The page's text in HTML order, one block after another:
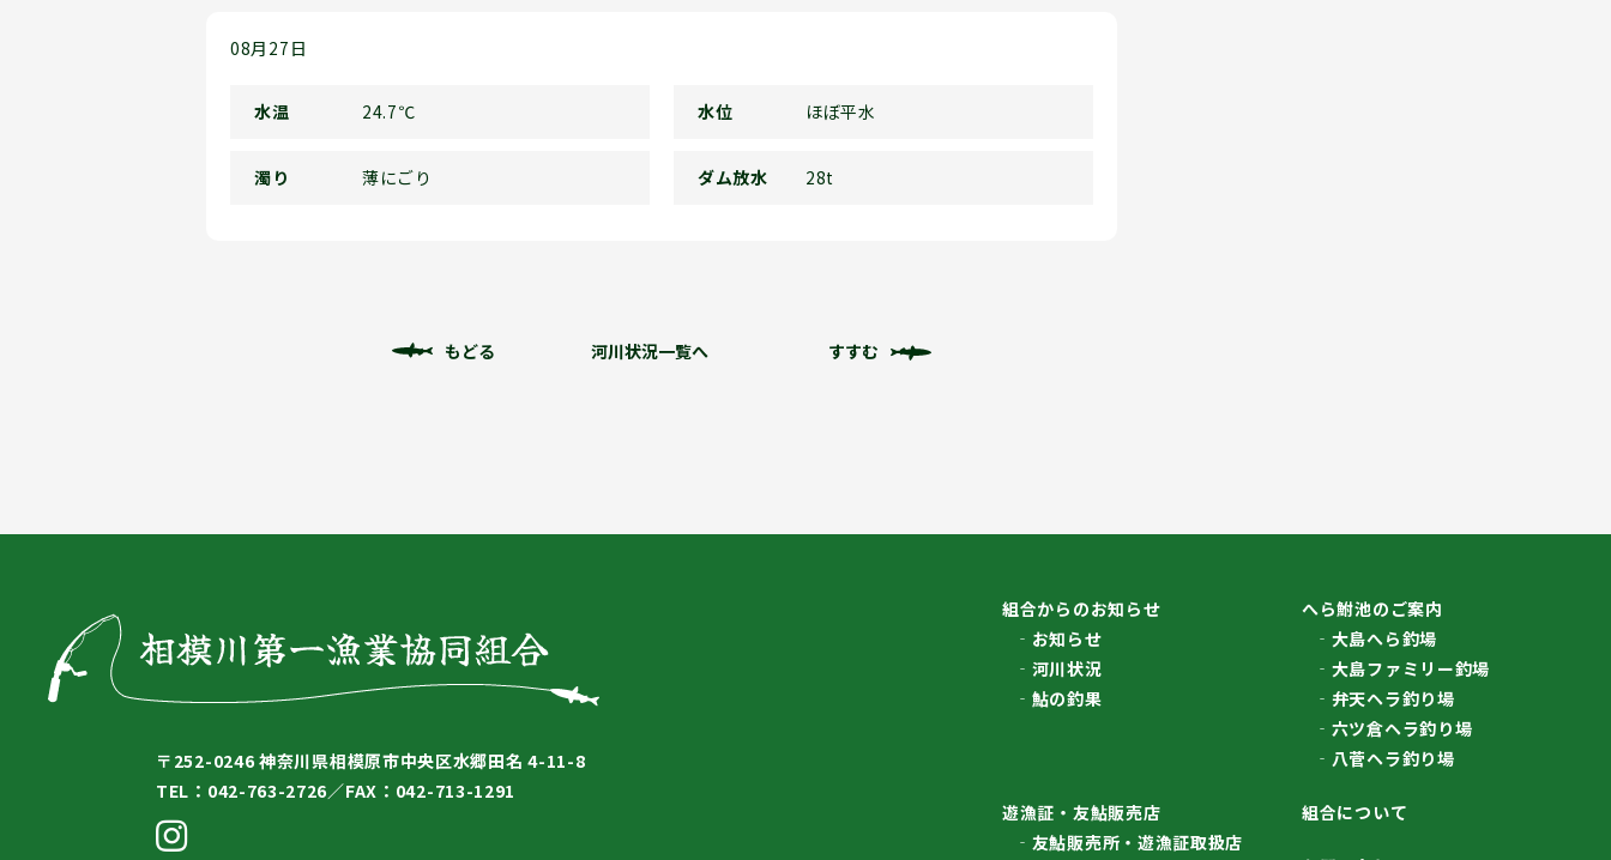
08月27日
水温 24.7℃ 水位 ほぼ平水
濁り 薄にごり ダム放水 28t
もどる 河川状況一覧へ すすむ
〒252-0246 神奈川県相模原市中央区水郷田名 4-11-8
TEL：042-763-2726／FAX：042-713-1291
組合からのお知らせ
お知らせ
河川状況
鮎の釣果
へら鮒池のご案内
大島へら釣場
大島ファミリー釣場
弁天ヘラ釣り場
六ツ倉ヘラ釣り場
八菅ヘラ釣り場
遊漁証・友鮎販売店
友鮎販売所・遊漁証取扱店
組合について